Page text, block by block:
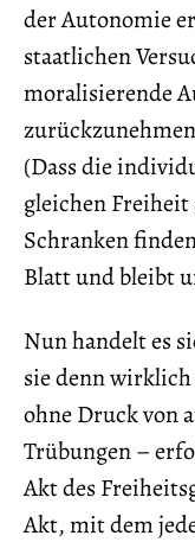
der Autonomie
staatlichen
moralisierende
(Dass die
gleichen
Schranken
Blatt und bleibt
Nun handelt es
sie denn
ohne Druck von
Trübungen –
Akt des
Akt, mit dem